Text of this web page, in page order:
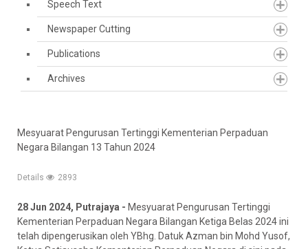
Speech Text
Newspaper Cutting
Publications
Archives
Mesyuarat Pengurusan Tertinggi Kementerian Perpaduan
Negara Bilangan 13 Tahun 2024
Details 2893
28 Jun 2024, Putrajaya - Mesyuarat Pengurusan Tertinggi
Kementerian Perpaduan Negara Bilangan Ketiga Belas 2024 ini
telah dipengerusikan oleh YBhg. Datuk Azman bin Mohd Yusof,